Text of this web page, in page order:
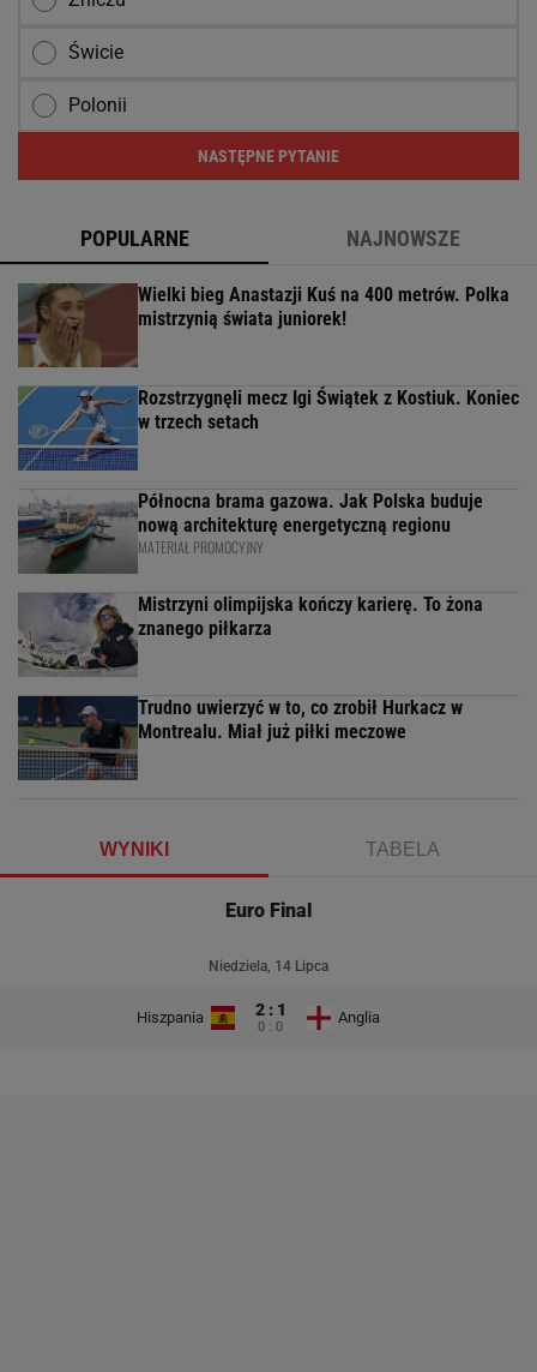
Świcie
Polonii
NASTĘPNE PYTANIE
POPULARNE NAJNOWSZE
Wielki bieg Anastazji Kuś na 400 metrów. Polka
mistrzynią świata juniorek!
Rozstrzygnęli mecz Igi Świątek z Kostiuk. Koniec
w trzech setach
Północna brama gazowa. Jak Polska buduje
nową architekturę energetyczną regionu
MATERIAŁ PROMOCYJNY
Mistrzyni olimpijska kończy karierę. To żona
znanego piłkarza
Trudno uwierzyć w to, co zrobił Hurkacz w
Montrealu. Miał już piłki meczowe
WYNIKI TABELA
Euro Final
Niedziela, 14 Lipca
Hiszpania 2 : 1
0 : 0
Anglia